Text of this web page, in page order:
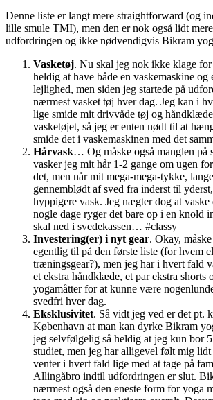
Denne liste er langt mere straightforward (og
lille smule TMI), men den er nok også lidt
udfordringen og ikke nødvendigvis Bikram
Vasketøj. Nu skal jeg nok ikke klage for
heldig at have både en vaskemaskine
lejlighed, men siden jeg startede på
nærmest vasket tøj hver dag. Jeg kan i
lige smide mit drivvåde tøj og
vasketøjet, så jeg er enten nødt til at
smide det i vaskemaskinen med det
Hårvask… Og måske også manglen på
vasker jeg mit hår 1-2 gange om ugen
det, men når mit mega-mega-tykke,
gennemblødt af sved fra inderst til
hyppigere vask. Jeg nægter dog at vaske
nogle dage ryger det bare op i en knold
skal ned i svedekassen… #classy
Investering(er) i nyt gear. Okay,
egentlig til på den første liste (for hvem
træningsgear?), men jeg har i hvert fald
et ekstra håndklæde, et par ekstra shorts
yogamåtter for at kunne være
svedfri hver dag.
Eksklusivitet. Så vidt jeg ved er det pt.
København at man kan dyrke Bikram
jeg selvfølgelig så heldig at jeg kun bor
studiet, men jeg har alligevel følt mig lidt
venter i hvert fald lige med at tage på
Allingåbro indtil udfordringen er slut.
nærmest også den eneste form for yoga